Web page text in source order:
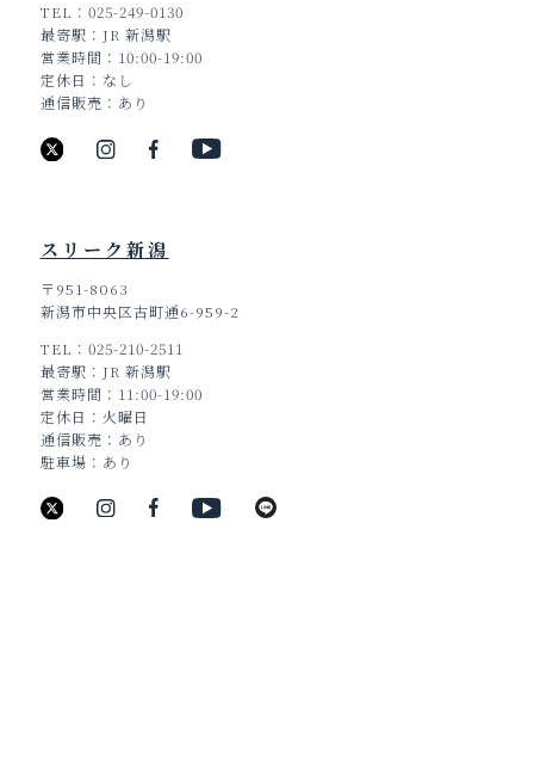
TEL
025-249-0130
最寄駅
JR 新潟駅
営業時間
10:00-19:00
定休日
なし
通信販売
あり
スリーク新潟
〒951-8063
新潟市中央区古町通6-959-2
TEL
025-210-2511
最寄駅
JR 新潟駅
営業時間
11:00-19:00
定休日
火曜日
通信販売
あり
駐車場
あり
TEL：025-211-8330